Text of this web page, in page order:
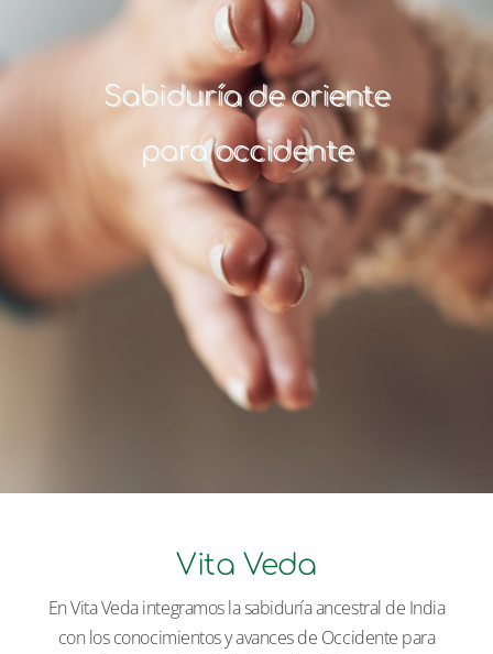
Sabiduría de oriente
para occidente
Vita Veda
En Vita Veda integramos la sabiduría ancestral de India
con los conocimientos y avances de Occidente para